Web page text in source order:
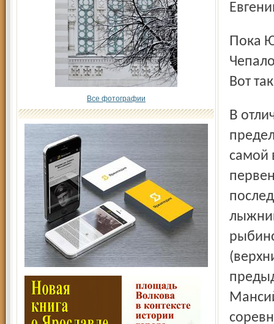
Все фотографии
Пока Юлия стояла на пьедестале почета, на лыжи встала
Вот
В отличие от женщин, лидеры мужской гонки были
самой